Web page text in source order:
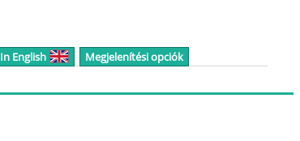
In English Megjelenítési opciók